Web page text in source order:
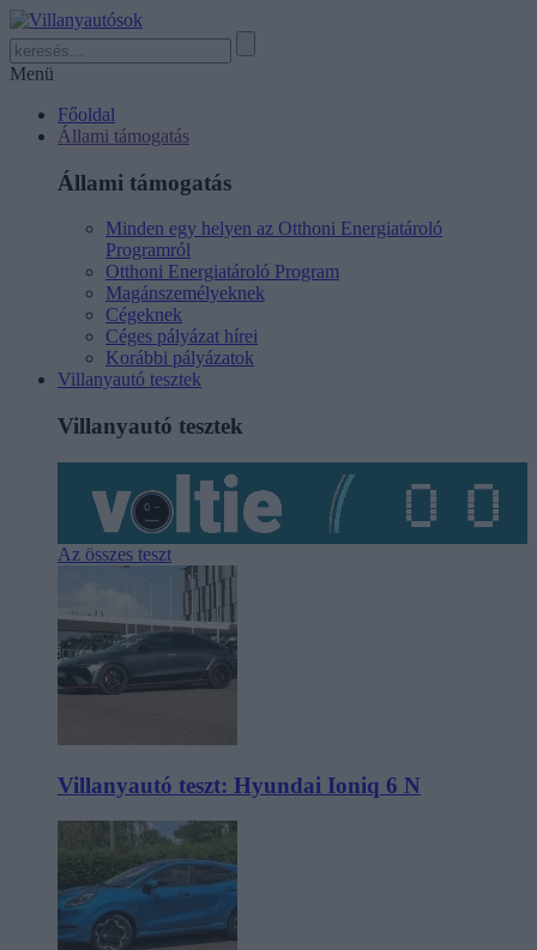
Menü
Főoldal
Állami támogatás
Állami támogatás
Minden egy helyen az Otthoni Energiatároló
Programról
Otthoni Energiatároló Program
Magánszemélyeknek
Cégeknek
Céges pályázat hírei
Korábbi pályázatok
Villanyautó tesztek
Villanyautó tesztek
Az összes teszt
Villanyautó teszt: Hyundai Ioniq 6 N